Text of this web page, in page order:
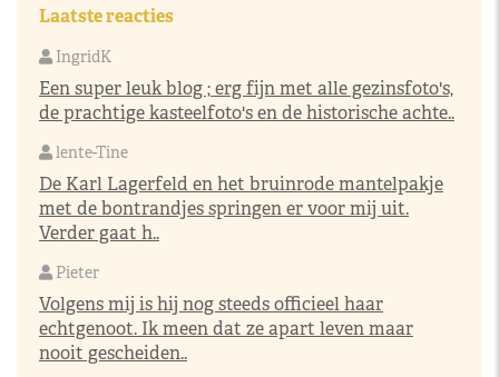
Laatste reacties
IngridK
Een super leuk blog ; erg fijn met alle gezinsfoto's,
de prachtige kasteelfoto's en de historische achte..
lente-Tine
De Karl Lagerfeld en het bruinrode mantelpakje
met de bontrandjes springen er voor mij uit.
Verder gaat h..
Pieter
Volgens mij is hij nog steeds officieel haar
echtgenoot. Ik meen dat ze apart leven maar
nooit gescheiden..